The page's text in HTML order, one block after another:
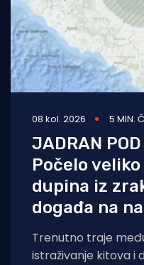
08 kol. 2026 5 MIN.
JADRAN
Počelo
dupina iz
događa na
Trenutno traje
istraživanje kitova i